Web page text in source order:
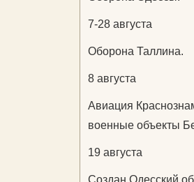
7-28 августа
Оборона Таллина.
8 августа
Авиация
военные объекты
19 августа
Создан Одесский